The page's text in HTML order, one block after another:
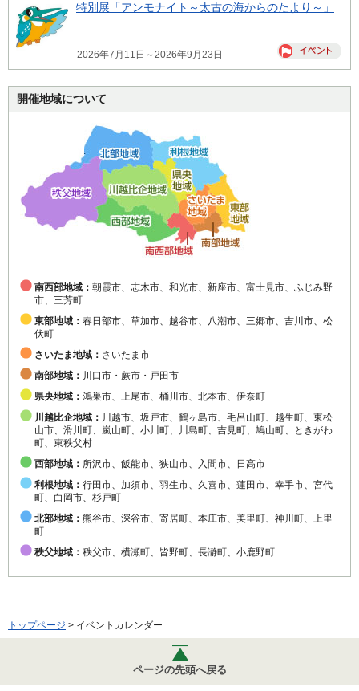
特別展「アンモナイト～太古の海からのたより～」
2026年7月11日～2026年9月23日
開催地域について
南西部地域： 朝霞市、志木市、和光市、新座市、富士見市、ふじみ野
市、三芳町
東部地域： 春日部市、草加市、越谷市、八潮市、三郷市、吉川市、松
伏町
さいたま地域： さいたま市
南部地域： 川口市・蕨市・戸田市
県央地域： 鴻巣市、上尾市、桶川市、北本市、伊奈町
川越比企地域： 川越市、坂戸市、鶴ヶ島市、毛呂山町、越生町、東松
山市、滑川町、嵐山町、小川町、川島町、吉見町、鳩山町、ときがわ
町、東秩父村
西部地域： 所沢市、飯能市、狭山市、入間市、日高市
利根地域： 行田市、加須市、羽生市、久喜市、蓮田市、幸手市、宮代
町、白岡市、杉戸町
北部地域： 熊谷市、深谷市、寄居町、本庄市、美里町、神川町、上里
町
秩父地域： 秩父市、横瀬町、皆野町、長瀞町、小鹿野町
トップページ > イベントカレンダー
ページの先頭へ戻る